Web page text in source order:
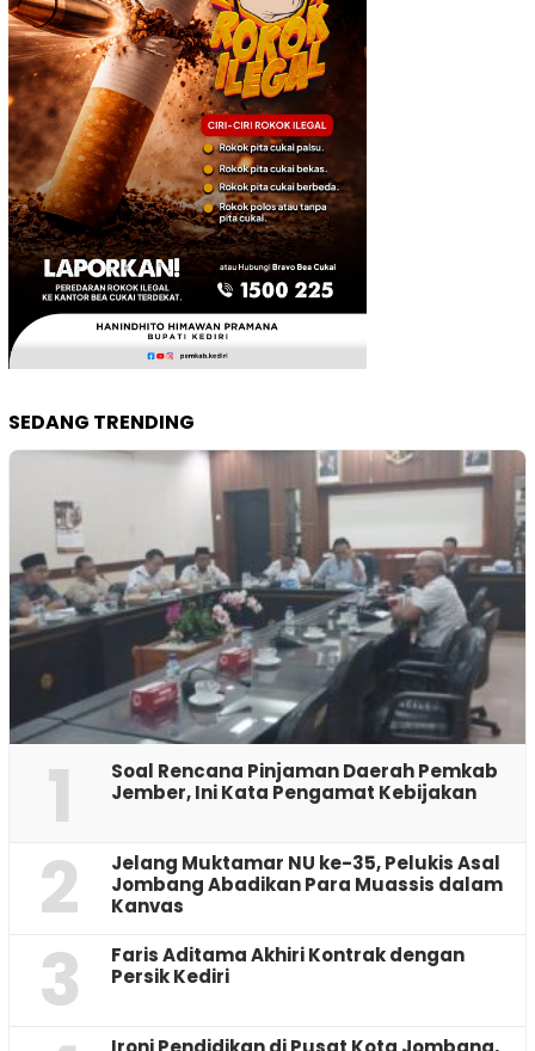
SEDANG TRENDING
1
‎Soal Rencana Pinjaman Daerah Pemkab
Jember, Ini Kata Pengamat Kebijakan ‎
2
Jelang Muktamar NU ke-35, Pelukis Asal
Jombang Abadikan Para Muassis dalam
Kanvas
3
Faris Aditama Akhiri Kontrak dengan
Persik Kediri